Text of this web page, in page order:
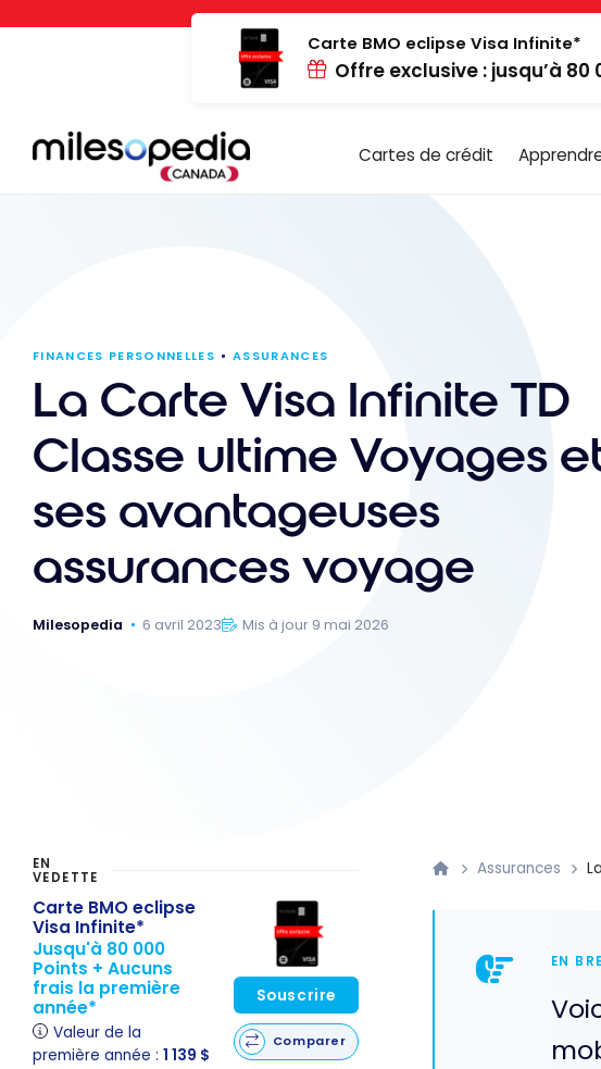
Panneau de gestion des cookies
Carte BMO eclipse Visa Infinite*
Offre exclusive : jusqu’à
Cartes de crédit
FINANCES PERSONNELLES ASSURANCES
La Carte Visa Infinite TD
Classe ultime Voyages
ses avantageuses
assurances voyage
Milesopedia 6 avril 2023 Mis à jour 9 mai 2026
Assurances
EN
EN
VEDETTE
Carte BMO eclipse
Visa Infinite*
Jusqu'à 80 000
Points + Aucuns
frais la première
année*
Valeur de la
première année : 1 139 $
Souscrire
Comparer